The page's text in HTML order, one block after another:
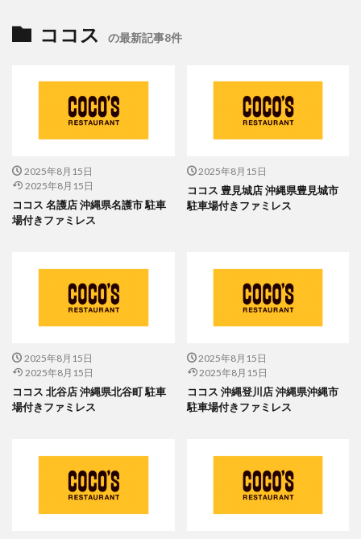
ココス の最新記事8件
2025年8月15日
2025年8月15日
ココス 名護店 沖縄県名護市 駐車
場付きファミレス
2025年8月15日
ココス 豊見城店 沖縄県豊見城市
駐車場付きファミレス
2025年8月15日
2025年8月15日
ココス 北谷店 沖縄県北谷町 駐車
場付きファミレス
2025年8月15日
2025年8月15日
ココス 沖縄登川店 沖縄県沖縄市
駐車場付きファミレス